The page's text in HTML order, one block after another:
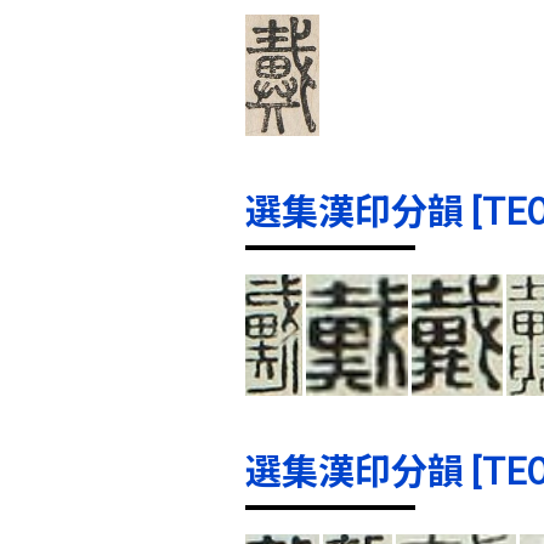
選集漢印分韻
選集漢印分韻